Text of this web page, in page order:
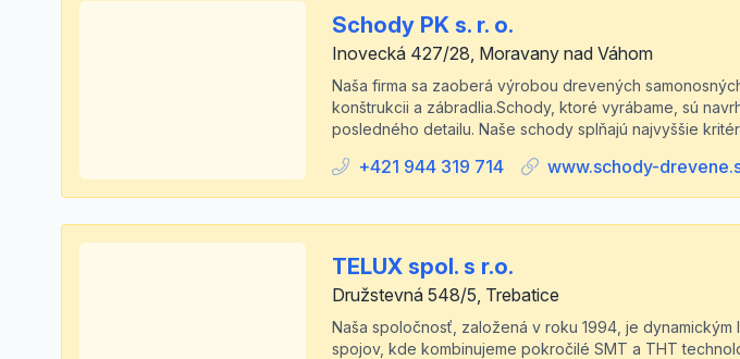
Schody PK s. r. o.
Inovecká 427/28, Moravany nad Váhom
Naša firma sa zaoberá výrobou drevených
konštrukcii a zábradlia.Schody, ktoré vyrábame, sú
posledného detailu. Naše schody splňajú najvyššie
+421 944 319 714 www.schody-
TELUX spol. s r.o.
Družstevná 548/5, Trebatice
Naša spoločnosť, založená v roku 1994, je
spojov, kde kombinujeme pokročilé SMT a THT